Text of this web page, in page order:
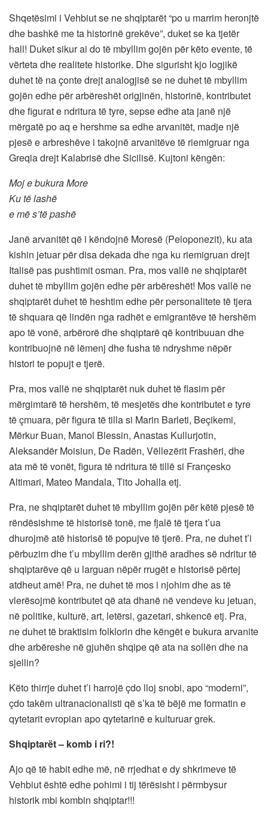
Shqetësimi i Vehbiut se ne shqiptarët “po u marrim heronjtë
dhe bashkë me ta historinë grekëve”, duket se ka tjetër
hall! Duket sikur ai do të mbyllim gojën për këto evente, të
vërteta dhe realitete historike. Dhe sigurisht kjo logjikë
duhet të na çonte drejt analogjisë se ne duhet të mbyllim
gojën edhe për arbëreshët origjinën, historinë, kontributet
dhe figurat e ndritura të tyre, sepse edhe ata janë një
mërgatë po aq e hershme sa edhe arvanitët, madje një
pjesë e arbreshëve i takojnë arvanitëve të riemigruar nga
Greqia drejt Kalabrisë dhe Sicilisë. Kujtoni këngën:
Moj e bukura More
Ku të lashë
e më s’të pashë
Janë arvanitët që i këndojnë Moresë (Peloponezit), ku ata
kishin jetuar për disa dekada dhe nga ku riemigruan drejt
Italisë pas pushtimit osman. Pra, mos vallë ne shqiptarët
duhet të mbyllim gojën edhe për arbëreshët! Mos vallë ne
shqiptarët duhet të heshtim edhe për personalitete të tjera
të shquara që lindën nga radhët e emigrantëve të hershëm
apo të vonë, arbërorë dhe shqiptarë që kontribuuan dhe
kontribuojnë në lëmenj dhe fusha të ndryshme nëpër
histori te popujt e tjerë.
Pra, mos vallë ne shqiptarët nuk duhet të flasim për
mërgimtarë të hershëm, të mesjetës dhe kontributet e tyre
të çmuara, për figura të tilla si Marin Barleti, Beçikemi,
Mërkur Buan, Manol Blessin, Anastas Kullurjotin,
Aleksandër Moisiun, De Radën, Vëllezërit Frashëri, dhe
ata më të vonët, figura të ndritura të tillë si Françesko
Altimari, Mateo Mandala, Tito Johalla etj.
Pra, ne shqiptarët duhet të mbyllim gojën për këtë pjesë të
rëndësishme të historisë tonë, me fjalë të tjera t’ua
dhurojmë atë historisë të popujve të tjerë. Pra, ne duhet t’i
përbuzim dhe t’u mbyllim derën gjithë aradhes së ndritur të
shqiptarëve që u larguan nëpër rrugët e historisë përtej
atdheut amë! Pra, ne duhet të mos i njohim dhe as të
vlerësojmë kontributet që ata dhanë në vendeve ku jetuan,
në politike, kulturë, art, letërsi, gazetari, shkencë etj. Pra,
ne duhet të braktisim folklorin dhe këngët e bukura arvanite
dhe arbëreshe në gjuhën shqipe që ata na sollën dhe na
sjellin?
Këto thirrje duhet t’i harrojë çdo lloj snobi, apo “moderni”,
çdo takëm ultranacionalisti që s’ka të bëjë me formatin e
qytetarit evropian apo qytetarinë e kulturuar grek.
Shqiptarët – komb i ri?!
Ajo që të habit edhe më, në rrjedhat e dy shkrimeve të
Vehbiut është edhe pohimi i tij tërësisht i përmbysur
historik mbi kombin shqiptar!!!